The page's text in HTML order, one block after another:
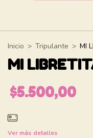
Inicio > Tripulante > MI
MI
$5.500,00
Ver más detalles